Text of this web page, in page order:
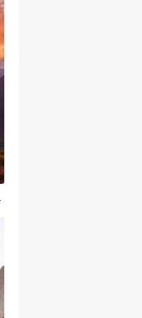
）